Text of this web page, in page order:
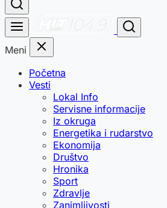
Meni
Početna
Vesti
Lokal Info
Servisne informacije
Iz okruga
Energetika i rudarstvo
Ekonomija
Društvo
Hronika
Sport
Zdravlje
Zanimljivosti